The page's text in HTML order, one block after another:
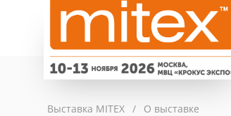
Выставка MITEX / О выставке